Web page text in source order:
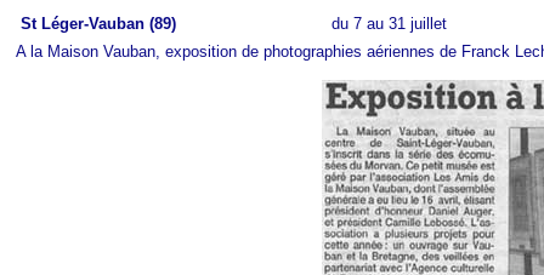
St Léger-Vauban (89)
du 7 au 31 juillet
A la Maison Vauban, exposition de photographies aériennes de Franck